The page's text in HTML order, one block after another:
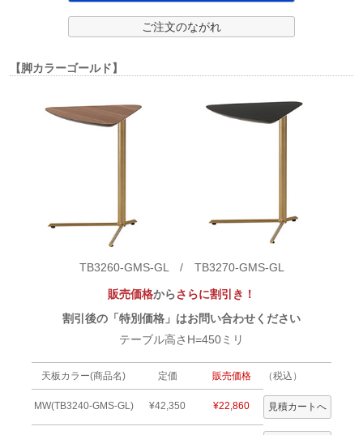
ご注文のながれ
【脚カラーゴールド】
TB3260-GMS-GL / TB3270-GMS-GL
販売価格からさらに割引き！
割引後の「特別価格」はお問い合わせください
テーブル高さH=450ミリ
天板カラー(商品名) 定価 販売価格 （税込）
MW(TB3240-GMS-GL) ¥42,350 ¥22,860